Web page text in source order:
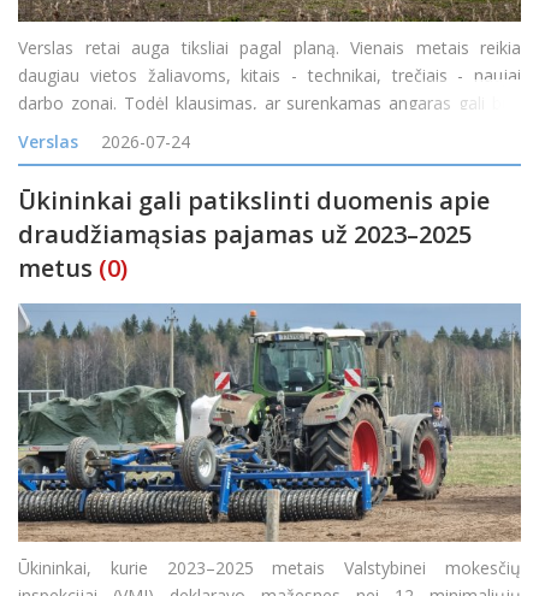
Verslas retai auga tiksliai pagal planą. Vienais metais reikia
daugiau vietos žaliavoms, kitais - technikai, trečiais - naujai
darbo zonai. Todėl klausimas, ar surenkamas angaras gali būti
padidintas, yra labai praktiškas. Atsakymas dažniausiai priklauso
nuo konstrukcijos tipo, pradinio proje
Verslas 2026-07-24
Ūkininkai gali patikslinti duomenis apie
draudžiamąsias pajamas už 2023–2025
metus (0)
Ūkininkai, kurie 2023–2025 metais Valstybinei mokesčių